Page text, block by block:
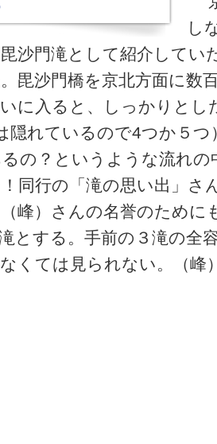
し
沙門滝として紹介してい
毘沙門橋を京北方面に数
に入ると、しっかりとし
隠れているので4つか５
の？というような流れの
同行の「滝の思い出」さ
峰）さんの名誉のために
とする。手前の３滝の全
くては見られない。（峰